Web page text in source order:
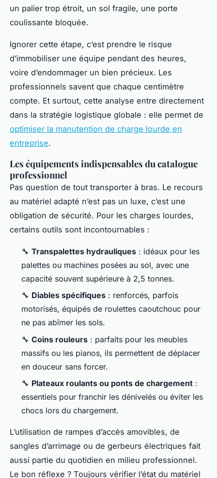
un palier trop étroit, un sol fragile, une porte
coulissante bloquée.
Ignorer cette étape, c’est prendre le risque
d’immobiliser une équipe pendant des heures,
voire d’endommager un bien précieux. Les
professionnels savent que chaque centimètre
compte. Et surtout, cette analyse entre directement
dans la stratégie logistique globale : elle permet de
optimiser la manutention de charge lourde en
entreprise.
Les équipements indispensables du catalogue
professionnel
Pas question de tout transporter à bras. Le recours
au matériel adapté n’est pas un luxe, c’est une
obligation de sécurité. Pour les charges lourdes,
certains outils sont incontournables :
🔧 Transpalettes hydrauliques : idéaux pour les
palettes ou machines posées au sol, avec une
capacité souvent supérieure à 2,5 tonnes.
🔧 Diables spécifiques : renforcés, parfois
motorisés, équipés de roulettes caoutchouc pour
ne pas abîmer les sols.
🔧 Coins rouleurs : parfaits pour les meubles
massifs ou les pianos, ils permettent de déplacer
en douceur sans forcer.
🔧 Plateaux roulants ou ponts de chargement :
essentiels pour franchir les dénivelés ou éviter les
chocs lors du chargement.
L’utilisation de rampes d’accès amovibles, de
sangles d’arrimage ou de gerbeurs électriques fait
aussi partie du quotidien en milieu professionnel.
Le bon réflexe ? Toujours vérifier l’état du matériel